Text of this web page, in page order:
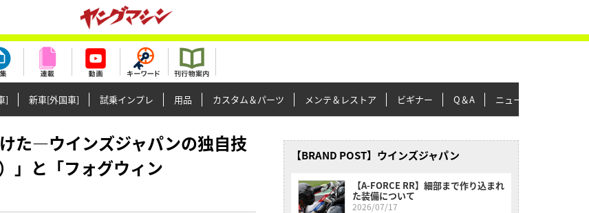
] 新車[外国車] 試乗インプレ 用品 カスタム＆パーツ メンテ＆レストア ビギナー Q＆A ニュース＆トピックス
た―ウインズジャパンの独自技
」と「フォグウィン
【BRAND POST】ウインズジャパン
【A-FORCE RR】細部まで作り込まれ
た装備について
2026/07/17